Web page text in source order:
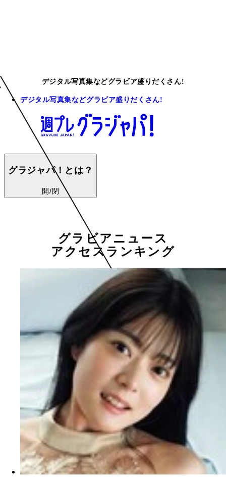
デジタル写真集などグラビア盛りだくさん!
デジタル写真集などグラビア盛りだくさん!
グラジャパ！とは？
開/閉
グラビアニュース
アクセスランキング